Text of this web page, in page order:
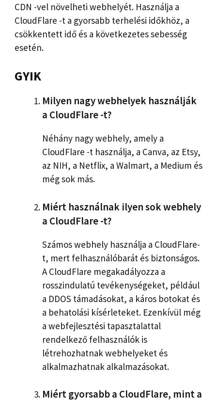
CDN -vel növelheti webhelyét. Használja a
CloudFlare -t a gyorsabb terhelési időkhöz, a
csökkentett idő és a következetes sebesség
esetén.
GYIK
Milyen nagy webhelyek használják
a CloudFlare -t?
Néhány nagy webhely, amely a
CloudFlare -t használja, a Canva, az Etsy,
az NIH, a Netflix, a Walmart, a Medium és
még sok más.
Miért használnak ilyen sok webhely
a CloudFlare -t?
Számos webhely használja a CloudFlare-
t, mert felhasználóbarát és biztonságos.
A CloudFlare megakadályozza a
rosszindulatú tevékenységeket, például
a DDOS támadásokat, a káros botokat és
a behatolási kísérleteket. Ezenkívül még
a webfejlesztési tapasztalattal
rendelkező felhasználók is
létrehozhatnak webhelyeket és
alkalmazhatnak alkalmazásokat.
Miért gyorsabb a CloudFlare, mint a